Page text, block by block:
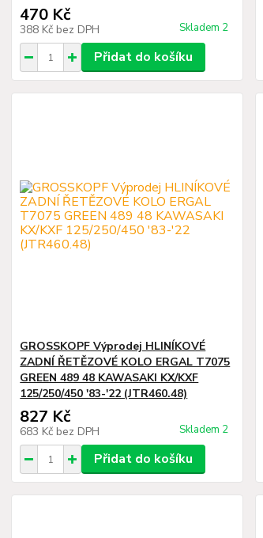
470 Kč
388 Kč bez DPH Skladem 2
Přidat do košíku
GROSSKOPF Výprodej HLINÍKOVÉ
ZADNÍ ŘETĚZOVÉ KOLO ERGAL T7075
GREEN 489 48 KAWASAKI KX/KXF
125/250/450 '83-'22 (JTR460.48)
827 Kč
683 Kč bez DPH Skladem 2
Přidat do košíku